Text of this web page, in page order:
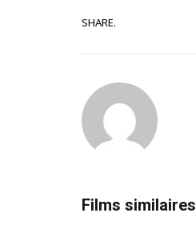
SHARE.
Films similaires